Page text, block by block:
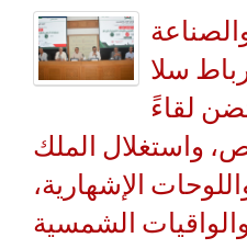
سلا
لقاءً
واستغلال الملك
الإشهارية،